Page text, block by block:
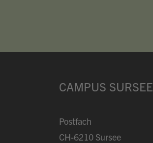
CAMPUS SURSEE
Postfach
CH-6210 Sursee